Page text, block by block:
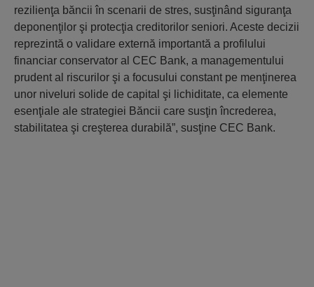
rezilienţa băncii în scenarii de stres, susţinând siguranţa
deponenţilor şi protecţia creditorilor seniori. Aceste decizii
reprezintă o validare externă importantă a profilului
financiar conservator al CEC Bank, a managementului
prudent al riscurilor şi a focusului constant pe menţinerea
unor niveluri solide de capital şi lichiditate, ca elemente
esenţiale ale strategiei Băncii care susţin încrederea,
stabilitatea şi creşterea durabilă”, susţine CEC Bank.